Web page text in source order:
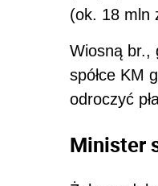
(ok. 18 mln
Wiosną br.,
spółce KM
odroczyć
Minister